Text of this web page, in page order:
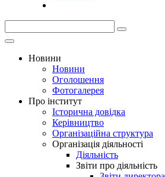
Новини
Новини
Оголошення
Фотогалерея
Про інститут
Історична довідка
Керівництво
Організаційна структура
Організація діяльності
Діяльність
Звіти про діяльність